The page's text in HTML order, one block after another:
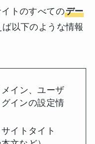
トのすべてのデー
ば以下のような情報
メイン、ユーザ
インの設定情
サイトタイト